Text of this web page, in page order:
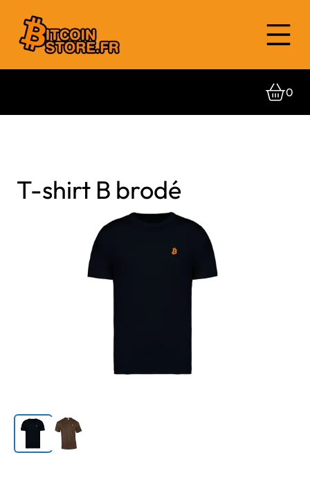
0
T-shirt B brodé